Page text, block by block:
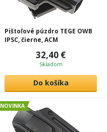
Pištoľové púzdro TEGE OWB
IPSC, čierne, ACM
32,40 €
Skladom
Do košíka
NOVINKA